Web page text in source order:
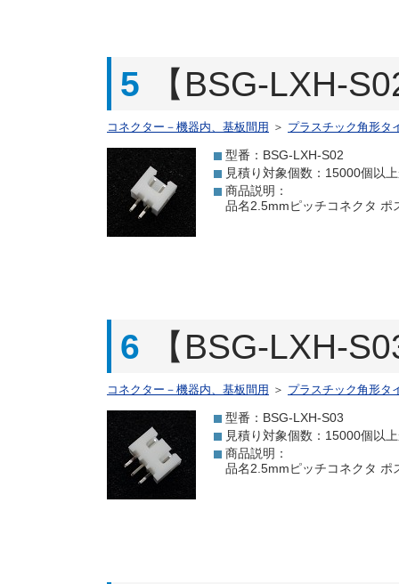
5 【BSG-LXH-
コネクター－機器内、基板間用 ＞ プラスチック角形タ
型番：BSG-LXH-S02
見積り対象個数：15000個以
商品説明：
品名2.5mmピッチコネクタ ポ
6 【BSG-LXH-
コネクター－機器内、基板間用 ＞ プラスチック角形タ
型番：BSG-LXH-S03
見積り対象個数：15000個以
商品説明：
品名2.5mmピッチコネクタ ポ